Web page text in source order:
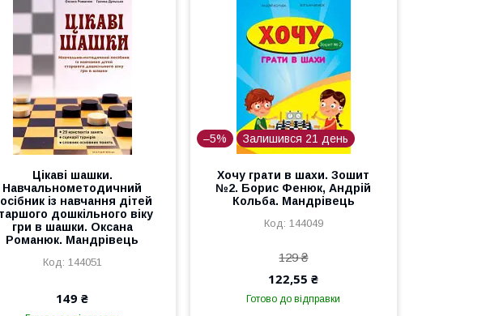
Цікаві шашки.
Навчальнометодичний
із навчання дітей
дошкільного віку
гри в шашки. Оксана
Романюк. Мандрівець
144051
149 ₴
–5% Залишився 21 день
Хочу грати в шахи. Зошит
№2. Борис Фенюк, Андрій
Кольба. Мандрівець
144049
129 ₴
122,55 ₴
Готово до відправки